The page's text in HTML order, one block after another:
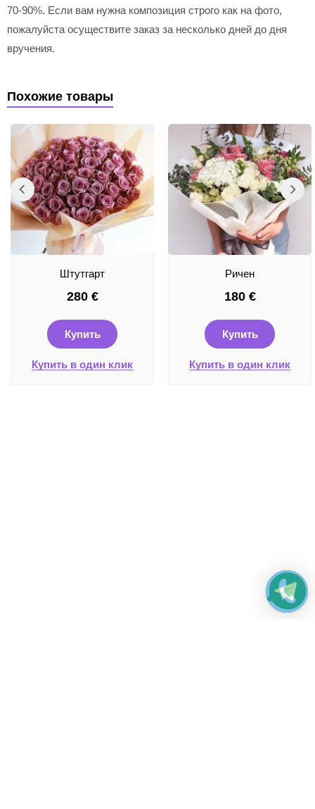
70-90%. Если вам нужна композиция строго как на фото,
пожалуйста осуществите заказ за несколько дней до дня
вручения.
Похожие товары
Штутгарт
280 €
Купить
Купить в один клик
Ричен
180 €
Купить
Купить в один клик